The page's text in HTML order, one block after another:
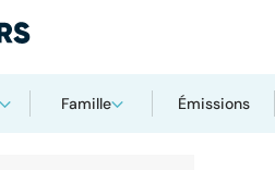
Famille Émissions